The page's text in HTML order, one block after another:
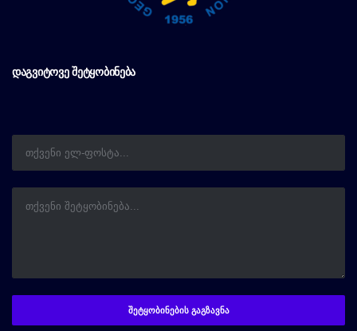
ᲓᲐᲒᲕᲘᲢᲝᲕᲔ ᲨᲔᲢᲧᲝᲑᲘᲜᲔᲑᲐ